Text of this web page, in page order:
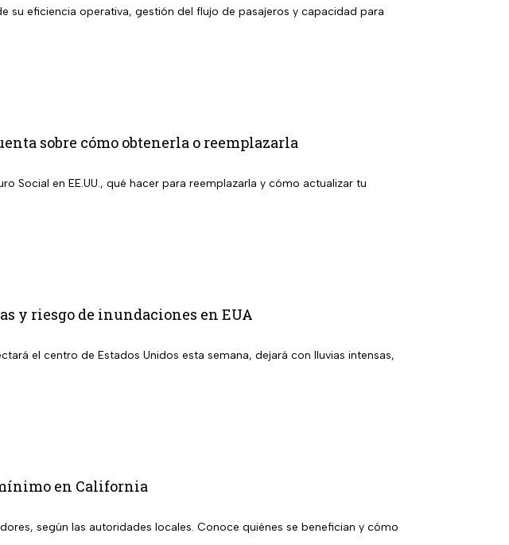
su eficiencia operativa, gestión del flujo de pasajeros y capacidad para
sobre cómo obtenerla o reemplazarla
Social en EE.UU., qué hacer para reemplazarla y cómo actualizar tu
y riesgo de inundaciones en EUA
el centro de Estados Unidos esta semana, dejará con lluvias intensas,
en California
según las autoridades locales. Conoce quiénes se benefician y cómo